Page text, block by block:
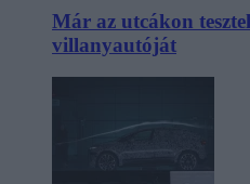
Már az utcákon
villanyautóját